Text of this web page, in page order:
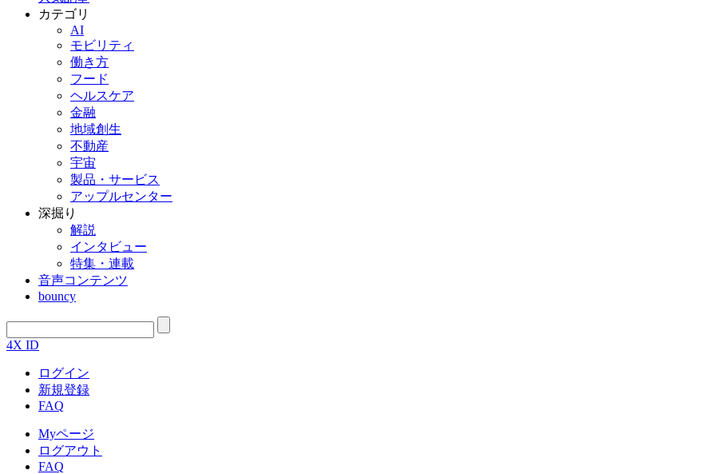
カテゴリ
AI
モビリティ
働き方
フード
ヘルスケア
金融
地域創生
不動産
宇宙
製品・サービス
アップルセンター
深掘り
解説
インタビュー
特集・連載
音声コンテンツ
bouncy
4X ID
ログイン
新規登録
FAQ
Myページ
ログアウト
FAQ